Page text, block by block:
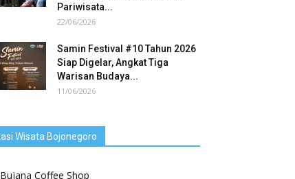
Pariwisata...
22/06/2026
Samin Festival #10 Tahun 2026
Siap Digelar, Angkat Tiga
Warisan Budaya...
11/06/2026
Wisata Bojonegoro
Bujana Coffee Shop